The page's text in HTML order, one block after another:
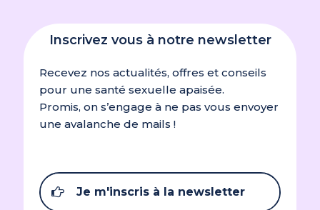
Inscrivez vous à notre newsletter
Recevez nos actualités, offres et conseils
pour une santé sexuelle apaisée.
Promis, on s’engage à ne pas vous envoyer
une avalanche de mails !
Je m'inscris à la newsletter